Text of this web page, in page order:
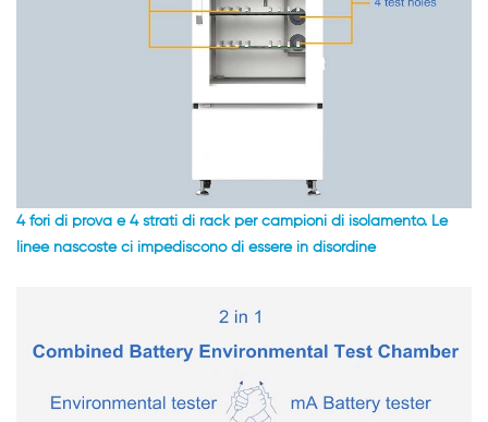
4 fori di prova e 4 strati di rack per campioni di isolamento. Le
linee nascoste ci impediscono di essere in disordine